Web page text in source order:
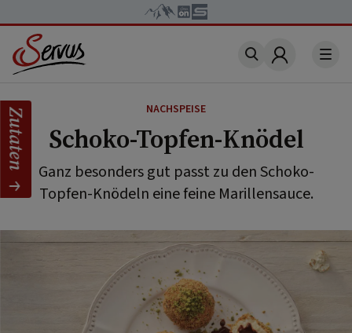
Account
NACHSPEISE
Schoko-Topfen-Knödel
Ganz besonders gut passt zu den Schoko-
Topfen-Knödeln eine feine Marillensauce.
Zutaten